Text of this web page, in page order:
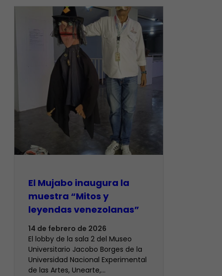
El Mujabo inaugura la
muestra “Mitos y
leyendas venezolanas”
14 de febrero de 2026
El lobby de la sala 2 del Museo
Universitario Jacobo Borges de la
Universidad Nacional Experimental
de las Artes, Unearte,…